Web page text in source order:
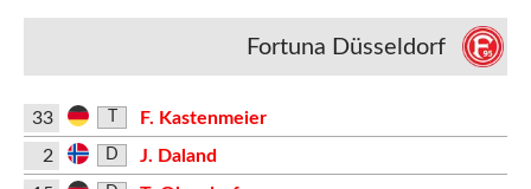
Fortuna Düsseldorf
33
F. Kastenmeier
2
D
J. Daland